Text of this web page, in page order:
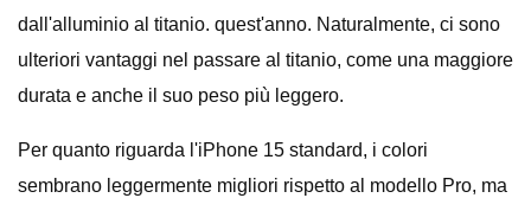
dall'alluminio al titanio. quest'anno. Naturalmente, ci sono
ulteriori vantaggi nel passare al titanio, come una maggiore
durata e anche il suo peso più leggero.
Per quanto riguarda l'iPhone 15 standard, i colori
sembrano leggermente migliori rispetto al modello Pro, ma